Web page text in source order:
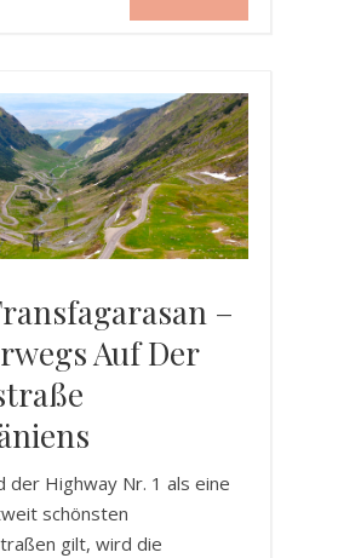
–
Auf Der
der Highway Nr. 1 als eine
schönsten
gilt, wird die